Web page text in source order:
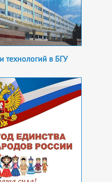
технологий в БГУ